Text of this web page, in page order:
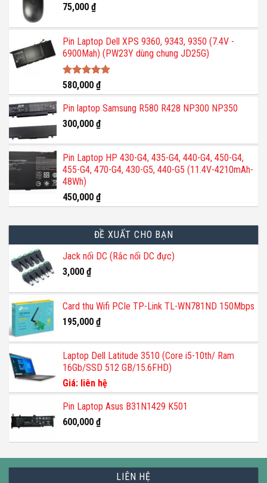
75,000 ₫
Pin Laptop Dell XPS 9360, 9343, 9350 (7.4V -
6900Mah) (PW23Y dùng chung JD25G)
Được xếp
hạng5.00
5 sao
580,000 ₫
Pin laptop Samsung R580 R428 NP300 NP350
300,000 ₫
Pin Laptop HP 430-G4, 435-G4, 440-G4, 450-G4,
455-G4, 470-G4, 430-G5, 440-G5 (11.4V-4210mAh-
48Wh)
450,000 ₫
ĐỀ XUẤT CHO BẠN
Jack nối DC (Rắc nối DC đực)
3,000 ₫
Card thu Wifi PCIe TP-Link TL-WN781ND 150Mbps
195,000 ₫
Laptop Dell Latitude 3510 (Core i5-10th/ Ram
16Gb/SSD 512 GB/15.6FHD)
Giá: liên hệ
Pin Laptop Asus B31N1429 K501
600,000 ₫
LIÊN HỆ